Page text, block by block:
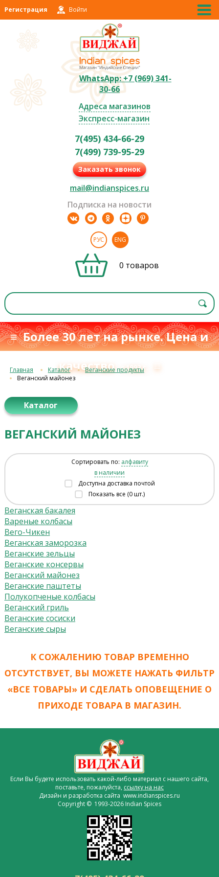
Регистрация Войти
WhatsApp: +7 (969) 341-
30-66
Адреса магазинов
Экспресс-магазин
7(495) 434-66-29
7(499) 739-95-29
Заказать звонок
mail@indianspices.ru
Подписка на новости
РУС ENG
0 товаров
≡ Более 30 лет на рынке. Цена и
качествос 1993 г. ≡
Главная Каталог
Веганские продукты
Веганский майонез
Каталог
ВЕГАНСКИЙ МАЙОНЕЗ
Сортировать по: алфавиту
в наличии
Доступна доставка почтой
Показать все (0 шт.)
Веганская бакалея
Вареные колбасы
Вего-Чикен
Веганская заморозка
Веганские зельцы
Веганские консервы
Веганский майонез
Веганские паштеты
Полукопченые колбасы
Веганский гриль
Веганские сосиски
Веганские сыры
К СОЖАЛЕНИЮ ТОВАР ВРЕМЕННО
ОТСУТСТВУЕТ, ВЫ МОЖЕТЕ НАЖАТЬ ФИЛЬТР
«ВСЕ ТОВАРЫ» И СДЕЛАТЬ ОПОВЕЩЕНИЕ О
ПРИХОДЕ ТОВАРА В МАГАЗИН.
Если Вы будете использовать какой-либо материал с нашего сайта,
поставьте, пожалуйста, ссылку на нас
Дизайн и разработка сайта www.indianspices.ru
Copyright © 1993-2026 Indian Spices